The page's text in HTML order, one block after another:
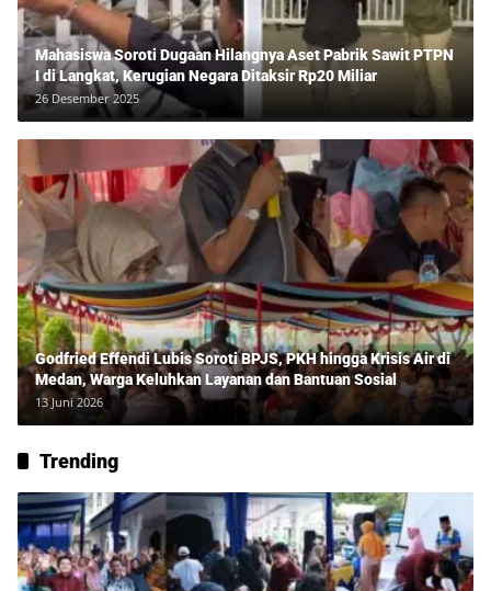
Mahasiswa Soroti Dugaan Hilangnya Aset Pabrik Sawit PTPN
I di Langkat, Kerugian Negara Ditaksir Rp20 Miliar
26 Desember 2025
Godfried Effendi Lubis Soroti BPJS, PKH hingga Krisis Air di
Medan, Warga Keluhkan Layanan dan Bantuan Sosial
13 Juni 2026
Trending